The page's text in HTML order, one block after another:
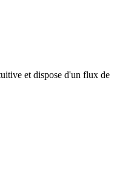
et dispose d'un flux de